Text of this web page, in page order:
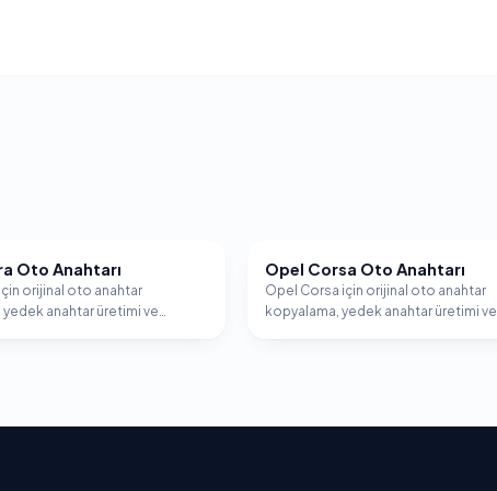
Oto Anahtarı
orijinal oto anahtar
yedek anahtar üretimi ve
OPEL
Opel Corsa Oto Anahtarı
Opel Corsa için orijinal oto anahtar
kopyalama, yedek anahtar üretimi ve